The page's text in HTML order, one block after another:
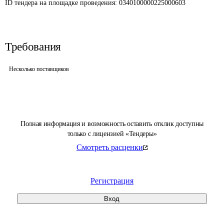
Полная информация и возможность оставить отклик доступны
только с лицензией «Тендеры»
Смотреть расценки
Регистрация
Вход
ID тендера на площадке проведения: 0340100000225000603
Требования
Несколько поставщиков